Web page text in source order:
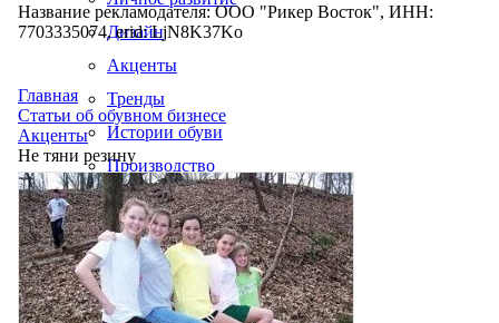
Дизайн
Акценты
Тренды
Истории обуви
Производство
Название рекламодателя: ООО "Рикер Восток", ИНН:
7703335074, erid: LjN8K37Ko
Главная
Статьи об обувном бизнесе
Акценты
Не тяни резину